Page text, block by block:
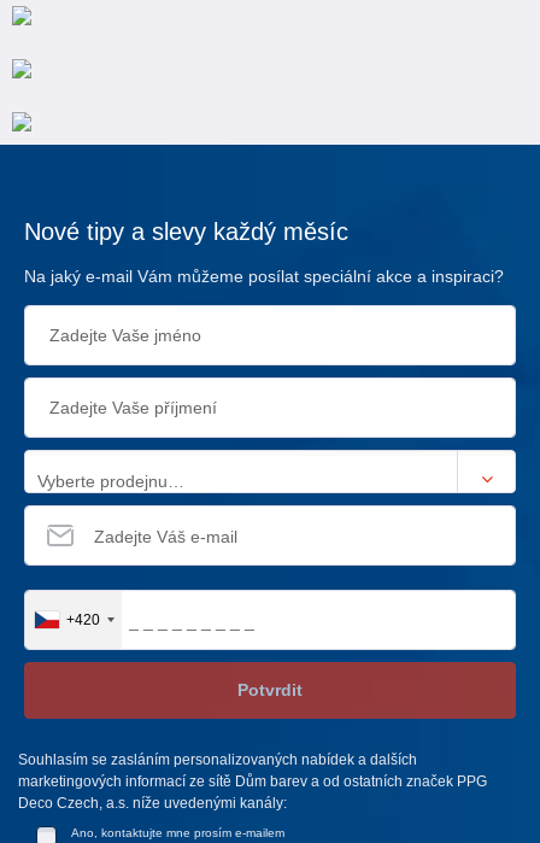
Nové tipy a slevy každý měsíc
Na jaký e-mail Vám můžeme posílat speciální akce a inspiraci?
Vyberte prodejnu…
+420
Potvrdit
Souhlasím se zasláním personalizovaných nabídek a dalších
marketingových informací ze sítě Dům barev a od ostatních značek PPG
Deco Czech, a.s. níže uvedenými kanály:
Ano, kontaktujte mne prosím e-mailem